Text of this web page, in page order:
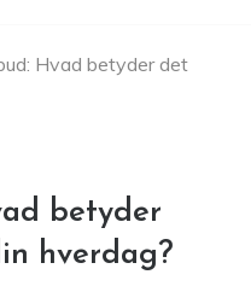
Hvad betyder det
betyder
hverdag?